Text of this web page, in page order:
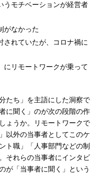
うモチベーションが経営者
がなかった
されていたが、コロナ禍に
にリモートワークが乗って
たち」を主語にした洞察で
に聞く」のが次の段階の作
ょうか。リモートワークで
以外の当事者としてこのケ
ト職」「人事部門などの制
それらの当事者にインタビ
が「当事者に聞く」という